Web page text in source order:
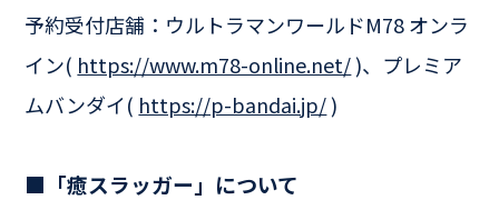
予約受付店舗：ウルトラマンワールドM78 オンラ
イン( https://www.m78-online.net/)、プレミア
ムバンダイ( https://p-bandai.jp/)
■「癒スラッガー」について